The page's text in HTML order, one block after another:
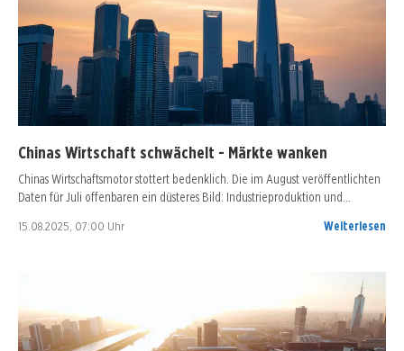
Chinas Wirtschaft schwächelt - Märkte wanken
Chinas Wirtschaftsmotor stottert bedenklich. Die im August veröffentlichten
Daten für Juli offenbaren ein düsteres Bild: Industrieproduktion und…
15.08.2025, 07:00 Uhr Weiterlesen